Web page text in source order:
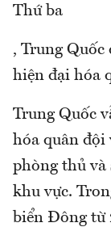
Thứ ba
, Trung Quốc
hiện đại hóa
Trung Quốc
hóa quân đội
phòng thủ
khu vực.
biển Đông từ